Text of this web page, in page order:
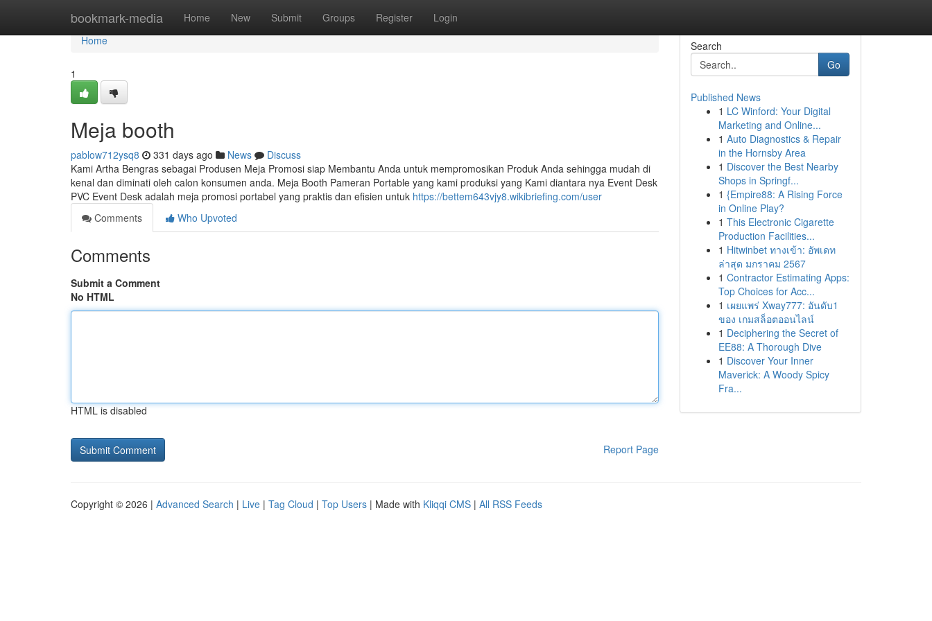
bookmark-media Home New Submit Groups Register Login
Home
Home
1
Meja booth
pablow712ysq8 331 days ago News
Discuss
Kami Artha Bengras sebagai Produsen Meja Promosi siap Membantu Anda untuk mempromosikan Produk Anda sehingga mudah di
kenal dan diminati oleh calon konsumen anda. Meja Booth Pameran Portable yang kami produksi yang Kami diantara nya Event Desk
PVC Event Desk adalah meja promosi portabel yang praktis dan efisien untuk https://bettem643vjy8.wikibriefing.com/user
Comments
Who Upvoted
Comments
Submit a Comment
No HTML
HTML is disabled
Report Page
Search
Go
Published News
1 LC Winford: Your Digital
Marketing and Online...
1 Auto Diagnostics & Repair
in the Hornsby Area
1 Discover the Best Nearby
Shops in Springf...
1 {Empire88: A Rising Force
in Online Play?
1 This Electronic Cigarette
Production Facilities...
1 Hitwinbet ทางเข้า: อัพเดท
ล่าสุด มกราคม 2567
1 Contractor Estimating Apps:
Top Choices for Acc...
1 เผยแพร่ Xway777: อันดับ1
ของ เกมสล็อตออนไลน์
1 Deciphering the Secret of
EE88: A Thorough Dive
1 Discover Your Inner
Maverick: A Woody Spicy
Fra...
Copyright © 2026 | Advanced Search | Live | Tag Cloud | Top Users | Made with Kliqqi CMS | All RSS Feeds